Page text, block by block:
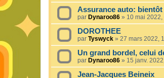
Assurance auto:
par Dynaroo86 » 10 mai 2022,
DOROTHEE
par Tyswyck » 27 mars 2022,
Un grand bordel, celui
par Dynaroo86 » 15 janv.
Jean-Jacques Beineix